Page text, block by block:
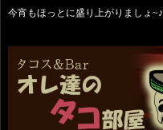
今宵もほっとに盛り上がりましょ~♪